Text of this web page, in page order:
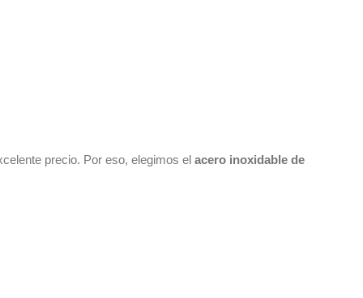
precio. Por eso, elegimos el acero inoxidable de